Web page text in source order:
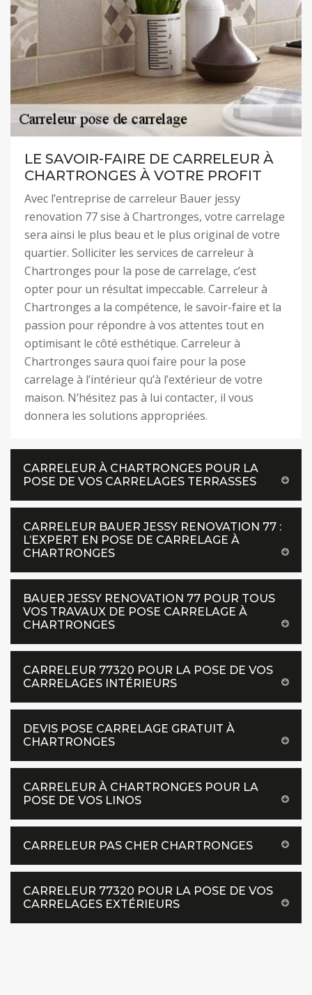
LE SAVOIR-FAIRE DE CARRELEUR À
CHARTRONGES À VOTRE PROFIT
Avec l’entreprise de carreleur Bauer jessy
renovation 77 sise à Chartronges, votre carrelage
sera ainsi le plus beau et le plus original de votre
quartier. Solliciter les services de carreleur à
Chartronges pour la pose de carrelage, c’est
opter pour un résultat impeccable. Carreleur à
Chartronges a la compétence, le savoir-faire et la
passion pour répondre à vos attentes tout en
optimisant le côté esthétique. Carreleur à
Chartronges saura quoi faire pour la pose
carrelage à l’intérieur qu’à l’extérieur de votre
maison. N’hésitez pas à lui contacter, il vous
donnera les solutions appropriées.
CARRELEUR À CHARTRONGES POUR LA
POSE DE VOS CARRELAGES TERRASSES
CARRELEUR BAUER JESSY RENOVATION 77 :
L’EXPERT EN POSE DE CARRELAGE À
CHARTRONGES
BAUER JESSY RENOVATION 77 POUR TOUS
VOS TRAVAUX DE POSE CARRELAGE À
CHARTRONGES
CARRELEUR 77320 POUR LA POSE DE VOS
CARRELAGES INTÉRIEURS
DEVIS POSE CARRELAGE GRATUIT À
CHARTRONGES
CARRELEUR À CHARTRONGES POUR LA
POSE DE VOS LINOS
CARRELEUR PAS CHER CHARTRONGES
CARRELEUR 77320 POUR LA POSE DE VOS
CARRELAGES EXTÉRIEURS